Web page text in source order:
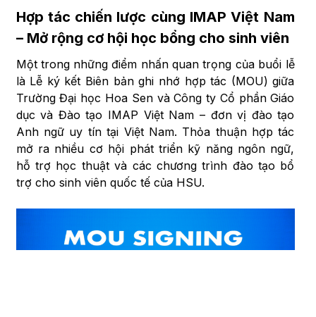
Hợp tác chiến lược cùng IMAP Việt Nam
– Mở rộng cơ hội học bổng cho sinh viên
Một trong những điểm nhấn quan trọng của buổi lễ
là Lễ ký kết Biên bản ghi nhớ hợp tác (MOU) giữa
Trường Đại học Hoa Sen và Công ty Cổ phần Giáo
dục và Đào tạo IMAP Việt Nam – đơn vị đào tạo
Anh ngữ uy tín tại Việt Nam. Thỏa thuận hợp tác
mở ra nhiều cơ hội phát triển kỹ năng ngôn ngữ,
hỗ trợ học thuật và các chương trình đào tạo bổ
trợ cho sinh viên quốc tế của HSU.